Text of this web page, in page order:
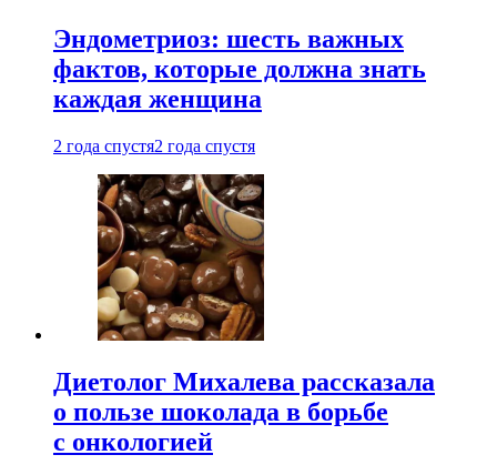
Эндометриоз: шесть важных
фактов, которые должна знать
каждая женщина
2 года спустя2 года спустя
Диетолог Михалева рассказала
о пользе шоколада в борьбе
с онкологией